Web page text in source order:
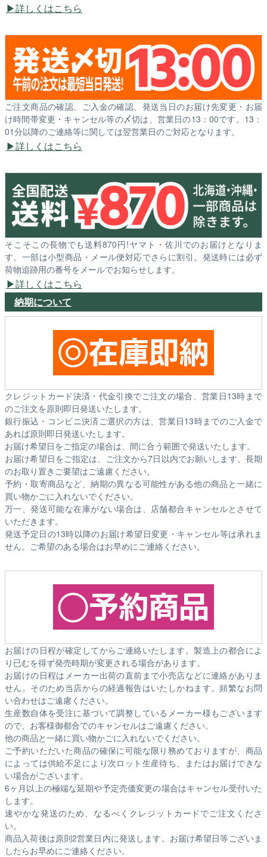
詳しくはこちら
ご注文商品の確認、ご入金の確認、発送当日のお届け先変更・お届
け時間帯変更・キャンセル等の〆切は、営業日の13：00です。13：
01分以降のご連絡等に関しては翌営業日のご対応となります。
詳しくはこちら
そこそこの長物でも送料870円!ヤマト・佐川でのお届けとなりま
す。一部は小型商品・メール便対応でさらに割引。発送時には必ず
荷物追跡用の番号をメールでお知らせします。
詳しくはこちら
納期について
クレジットカード決済・代金引換でご注文の場合、営業日13時まで
のご注文を原則即日発送いたします。
銀行振込・コンビニ決済ご選択の方は、営業日13時までのご入金で
あれば原則即日発送いたします。
お届け希望日をご指定の場合は、間に合う範囲で発送いたします。
お届け希望日をご指定は、ご注文から7日以内でお願いします。長期
のお取り置きご要望はご遠慮ください。
予約・取寄商品など、納期の異なる可能性がある他の商品と一緒に
買い物かごに入れないでください。
万一、発送可能な在庫がない場合は、店舗都合キャンセルとさせて
いただきます。
発送予定日の13時以降のお届け希望日変更・キャンセル等は承れま
せん。ご希望のある場合はお早めにご連絡ください。
お届けの日程が確定してからご連絡いたします。製造上の都合によ
り已むを得ず発売時期が変更される場合があります。
お届けの日程はメーカー出荷の直前まで小売店などに連絡がありま
せん。そのため当店からの経過報告はいたしかねます。頻繁なお問
い合わせはご遠慮ください。
生産数自体を受注に基づいて調整しているメーカー様もございます
ので、お客様御都合でのキャンセルはご遠慮ください。
他の商品と一緒に買い物かごに入れないでください。
ご予約いただいた商品の確保に可能な限り務めておりますが、商品
によっては供給不足により次ロット生産待ち、またはお届けできな
い場合がございます。
6ヶ月以上の極端な延期や予定売価変更の場合はキャンセル受付いた
します。
速やかな発送のため、なるべくクレジットカードでご注文くださ
い。
商品入荷後は原則2営業日内に発送します。お届け希望日等ございま
したらお早めにご連絡ください。